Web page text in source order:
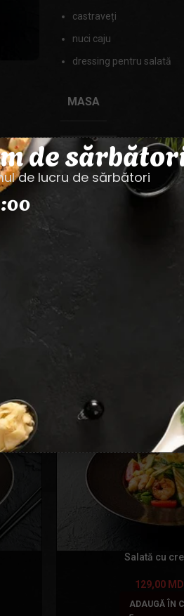
castraveți
nuci caju
dressing pentru salată
MASA
Salată cu
129,00
ADAUGĂ ÎN
de
de lucru de sărbători